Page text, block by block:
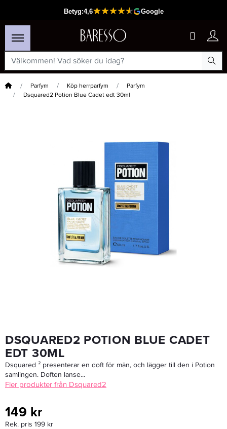
Hem Parfym Köp herrparfym
Parfym
Dsquared2 Potion Blue Cadet edt 30ml
Afnan Supremacy Collector's Edition Edp 100ml
Rek. pris 799 kr
DSQUARED2 POTION BLUE CADET
EDT 30ML
Dsquared ² presenterar en doft för män, och lägger till den i Potion
samlingen. Doften lanse...
Fler produkter från Dsquared2
149 kr
Rek. pris 199 kr